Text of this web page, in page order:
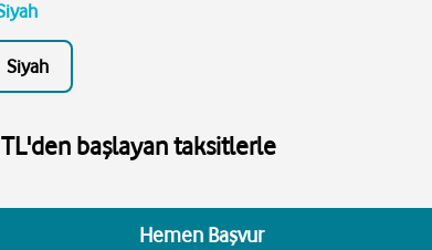
Siyah
başlayan taksitlerle
Hemen Başvur